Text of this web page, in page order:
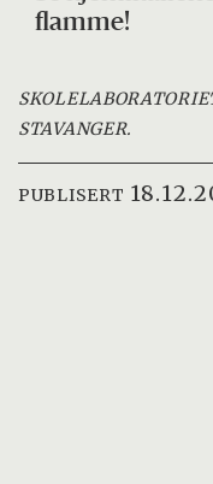
flamme!
STAVANGER.
PUBLISERT